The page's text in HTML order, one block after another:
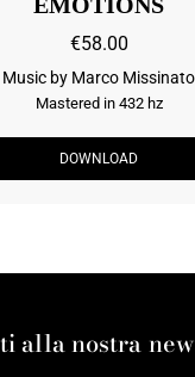
€58.00
Music by Marco Missinato
Mastered in 432 hz
DOWNLOAD
alla nostra